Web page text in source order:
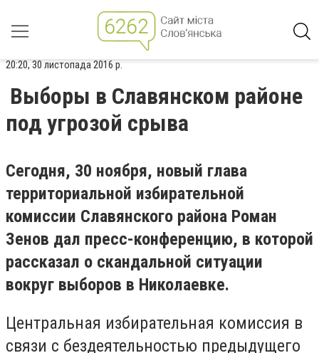
20:20, 30 листопада 2016 р.
Выборы в Славянском районе
под угрозой срыва
Сегодня, 30 ноября, новый глава
территориальной избирательной
комиссии Славянского района Роман
Зенов дал пресс-конференцию, в которой
рассказал о скандальной ситуации
вокруг выборов в Николаевке.
Центральная избирательная комиссия в
связи с бездеятельностью предыдущего